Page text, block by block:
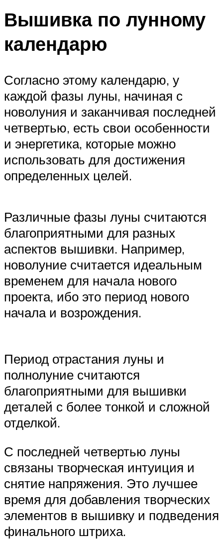
Вышивка по лунному
календарю
Согласно этому календарю, у
каждой фазы луны, начиная с
новолуния и заканчивая последней
четвертью, есть свои особенности
и энергетика, которые можно
использовать для достижения
определенных целей.
Различные фазы луны считаются
благоприятными для разных
аспектов вышивки. Например,
новолуние считается идеальным
временем для начала нового
проекта, ибо это период нового
начала и возрождения.
Период отрастания луны и
полнолуние считаются
благоприятными для вышивки
деталей с более тонкой и сложной
отделкой.
С последней четвертью луны
связаны творческая интуиция и
снятие напряжения. Это лучшее
время для добавления творческих
элементов в вышивку и подведения
финального штриха.